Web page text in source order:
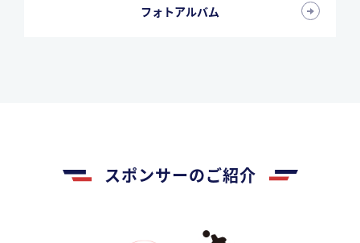
フォトアルバム
スポンサーのご紹介